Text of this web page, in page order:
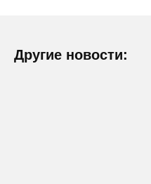
Другие новости: